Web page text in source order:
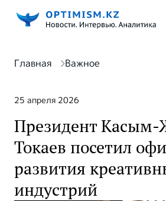
Главная Важное
25 апреля 2026
Президент
Токаев посетил
развития
индустрий